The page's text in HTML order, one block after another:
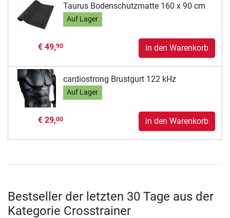
Taurus Bodenschutzmatte 160 x 90 cm
Auf Lager
€ 49,90 in den Warenkorb
cardiostrong Brustgurt 122 kHz
Auf Lager
€ 29,00 in den Warenkorb
Bestseller der letzten 30 Tage aus der
Kategorie Crosstrainer